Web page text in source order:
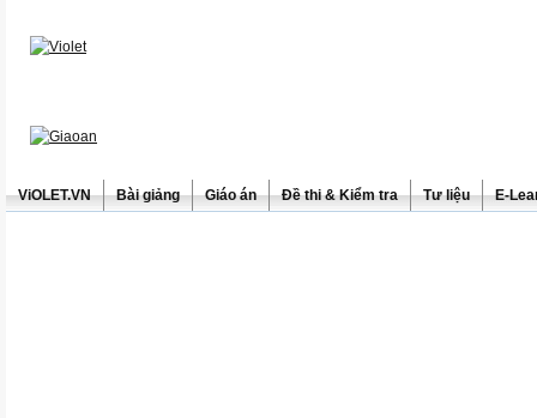
ViOLET.VN Bài giảng Giáo án Đề thi & Kiểm tra Tư liệu E-